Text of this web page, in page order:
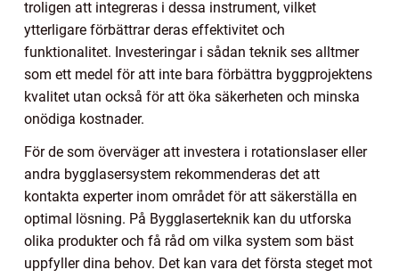
troligen att integreras i dessa instrument, vilket
ytterligare förbättrar deras effektivitet och
funktionalitet. Investeringar i sådan teknik ses alltmer
som ett medel för att inte bara förbättra byggprojektens
kvalitet utan också för att öka säkerheten och minska
onödiga kostnader.
För de som överväger att investera i rotationslaser eller
andra bygglasersystem rekommenderas det att
kontakta experter inom området för att säkerställa en
optimal lösning. På Bygglaserteknik kan du utforska
olika produkter och få råd om vilka system som bäst
uppfyller dina behov. Det kan vara det första steget mot